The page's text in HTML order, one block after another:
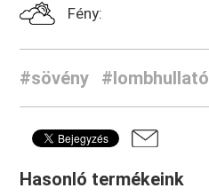
Fény:
#sövény #lombhullató
Hasonló termékeink